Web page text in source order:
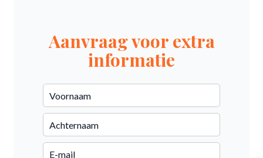
Aanvraag voor extra
informatie